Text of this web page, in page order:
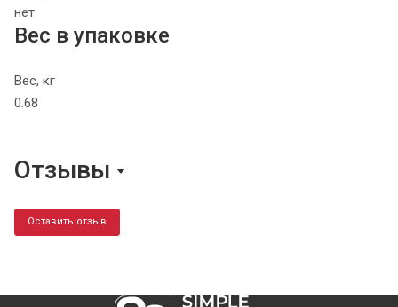
нет
Вес в упаковке
Вес, кг
0.68
Отзывы
Оставить отзыв